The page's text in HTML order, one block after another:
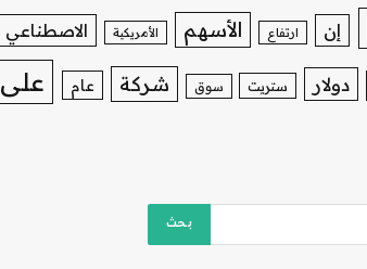
إن ارتفاع الأسهم الأمريكية الاصطناعي
دولار ستريت سوق شركة عام على